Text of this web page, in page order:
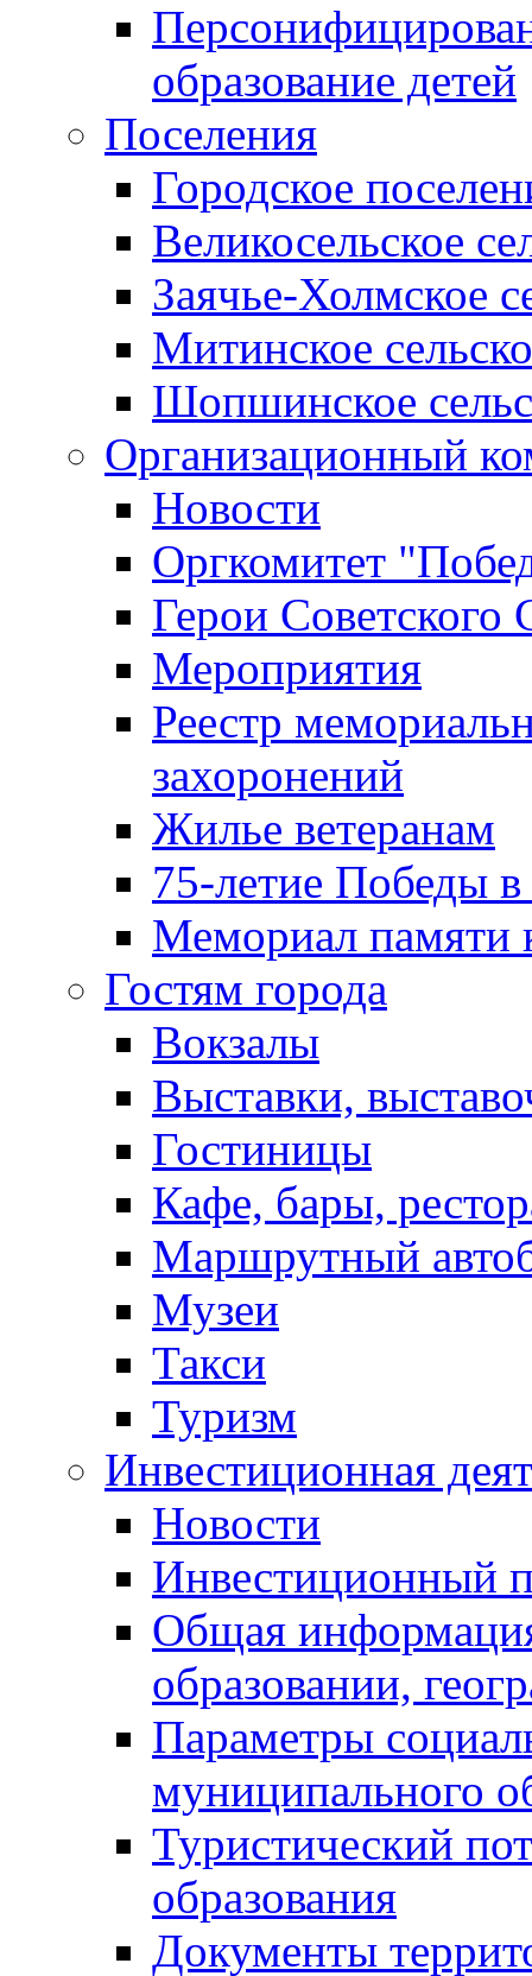
образование детей
Поселения
Городское
Великосельское
Заячье-Холмское
Митинское
Шопшинское
Организационный
Новости
Оргкомитет
Герои Советского
Мероприятия
Реестр
захоронений
Жилье ветеранам
75-летие Победы
Мемориал памяти
Гостям города
Вокзалы
Выставки,
Гостиницы
Кафе, бары,
Маршрутный
Музеи
Такси
Туризм
Инвестиционная
Новости
Инвестиционный
Общая
образовании,
Параметры
муниципального
Туристический
образования
Документы